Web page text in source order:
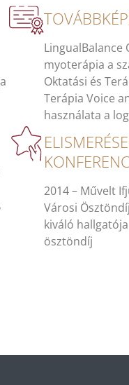
LingualBalance
myoterápia a
Oktatási és
Terápia Voice
használata a
2014 – Művelt
Városi
kiváló
ösztöndíj